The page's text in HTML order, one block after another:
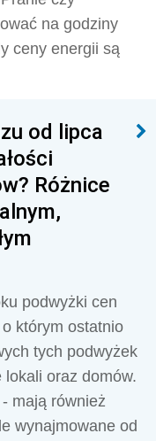
na godziny
ceny energii są
od lipca
Różnice
podwyżki cen
którym ostatnio
tych podwyżek
lokali oraz domów.
- mają również
wynajmowane od